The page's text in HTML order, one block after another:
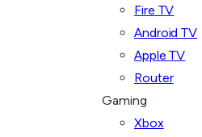
Fire TV
Android TV
Apple TV
Router
Gaming
Xbox